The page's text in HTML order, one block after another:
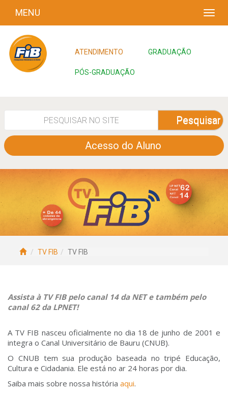
MENU
ATENDIMENTO GRADUAÇÃO
PÓS-GRADUAÇÃO
Pesquisar
Acesso do Aluno
TV FIB TV FIB
Assista à TV FIB pelo canal 14 da NET e também pelo
canal 62 da LPNET!
A TV FIB nasceu oficialmente no dia 18 de junho de 2001 e
integra o Canal Universitário de Bauru (CNUB).
O CNUB tem sua produção baseada no tripé Educação,
Cultura e Cidadania. Ele está no ar 24 horas por dia.
Saiba mais sobre nossa história aqui.